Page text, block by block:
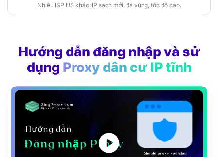
Nhiều ISP US khác: IP sạch mới, đa vùng, tốc độ cao.
Hướng dẫn đăng nhập và sử
dụng Proxy dân cư IP tĩnh